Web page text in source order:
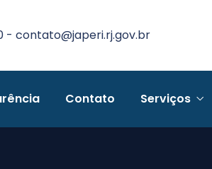
- contato@japeri.rj.gov.br
Contato Serviços